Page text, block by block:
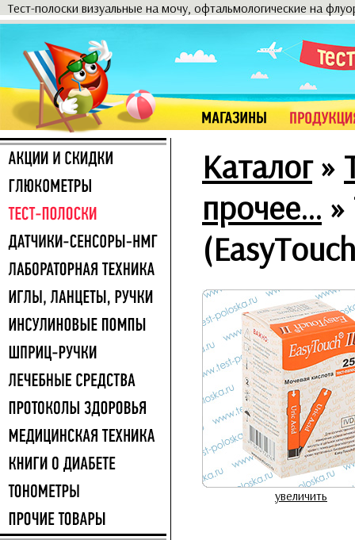
Тест-полоски визуальные на мочу, офтальмологические на
Каталог»
прочее... »
увеличить